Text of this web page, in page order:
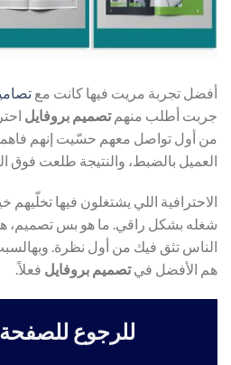
أفضل تجربة مريت فيها كانت مع
جربت أطلب منهمتصميم بروفايل
من أول تواصل معهم حسّيت إنهم
العميل بالضبط، والنتيجة طلعت فوق
الاحترافية اللي يشتغلون فيها تخلّيهم
شغله بشكل راقي. ما هو بس تصميم،
الناس تثق فيك من أول نظرة.
هم الأفضل فيتصميم بروفايل فعلاً.
للرجوع